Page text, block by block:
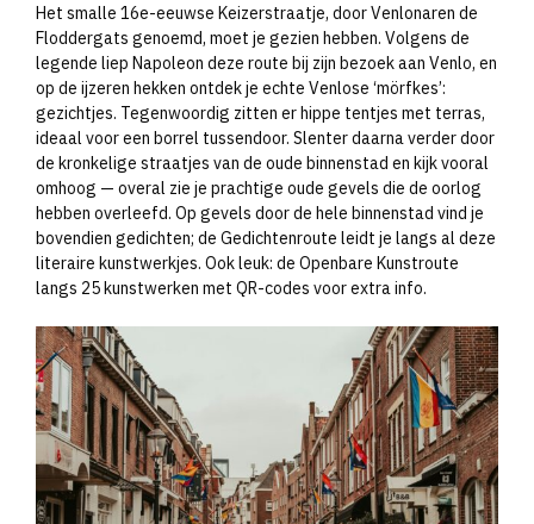
Het smalle 16e-eeuwse Keizerstraatje, door Venlonaren de
Floddergats genoemd, moet je gezien hebben. Volgens de
legende liep Napoleon deze route bij zijn bezoek aan Venlo, en
op de ijzeren hekken ontdek je echte Venlose ‘mörfkes’:
gezichtjes. Tegenwoordig zitten er hippe tentjes met terras,
ideaal voor een borrel tussendoor. Slenter daarna verder door
de kronkelige straatjes van de oude binnenstad en kijk vooral
omhoog — overal zie je prachtige oude gevels die de oorlog
hebben overleefd. Op gevels door de hele binnenstad vind je
bovendien gedichten; de Gedichtenroute leidt je langs al deze
literaire kunstwerkjes. Ook leuk: de Openbare Kunstroute
langs 25 kunstwerken met QR-codes voor extra info.